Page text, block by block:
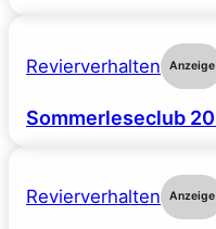
Revierverhalten Anzeige
Sommerleseclub
Revierverhalten Anzeige